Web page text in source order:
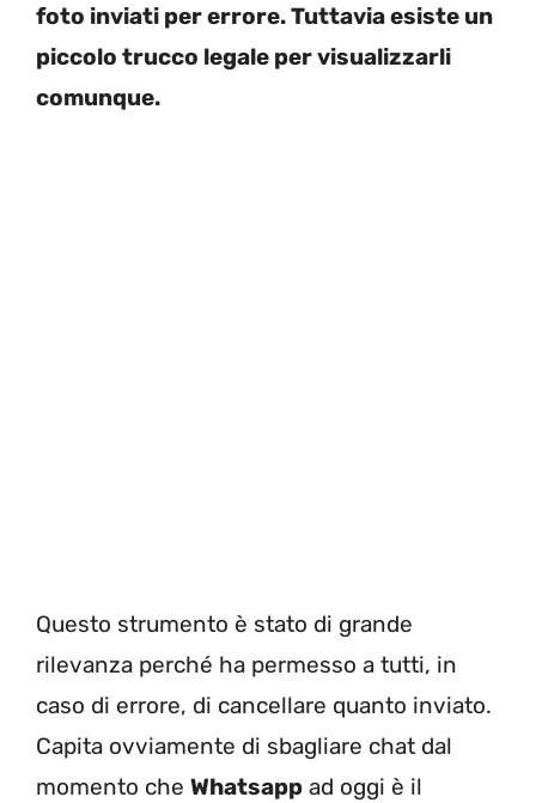
foto inviati per errore. Tuttavia esiste un
piccolo trucco legale per visualizzarli
comunque.
Questo strumento è stato di grande
rilevanza perché ha permesso a tutti, in
caso di errore, di cancellare quanto inviato.
Capita ovviamente di sbagliare chat dal
momento che Whatsapp ad oggi è il